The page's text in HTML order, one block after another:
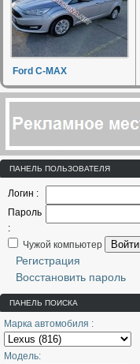
Ford C-MAX
ПАНЕЛЬ ПОЛЬЗОВАТЕЛЯ
Логин :
Пароль
:
Чужой компьютер
Войти
Регистрация
Восстановить пароль
ПАНЕЛЬ ПОИСКА
Марка автомобиля :
Модель: